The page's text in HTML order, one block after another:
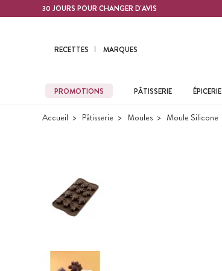
Contenu principal30 JOURS POUR CHANGER D'AVIS
RECETTES MARQUES
PROMOTIONS PÂTISSERIE ÉPICERIE
Accueil Pâtisserie Moules Moule Silicone